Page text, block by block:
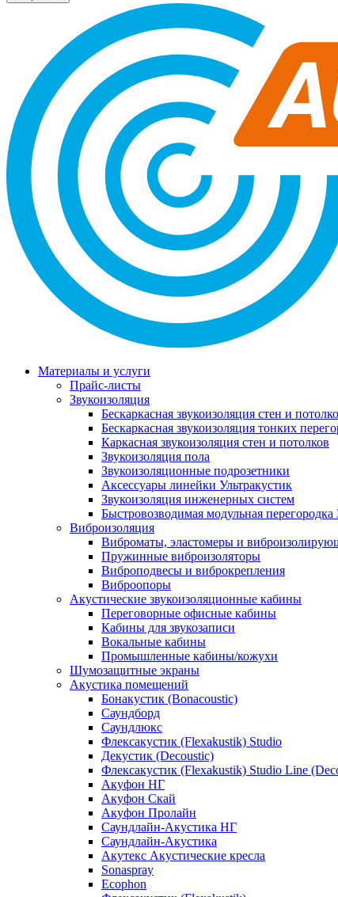
Материалы и услуги
Прайс-листы
Звукоизоляция
Бескаркасная звукоизоляция стен и
Бескаркасная звукоизоляция тонких
Каркасная звукоизоляция стен и потолков
Звукоизоляция пола
Звукоизоляционные подрозетники
Аксессуары линейки Ультракустик
Звукоизоляция инженерных систем
Быстровозводимая модульная
Виброизоляция
Виброматы, эластомеры и
Пружинные виброизоляторы
Виброподвесы и виброкрепления
Виброопоры
Акустические звукоизоляционные кабины
Переговорные офисные кабины
Кабины для звукозаписи
Вокальные кабины
Промышленные кабины/кожухи
Шумозащитные экраны
Акустика помещений
Бонакустик (Bonacoustic)
Саундборд
Саундлюкс
Флексакустик (Flexakustik) Studio
Декустик (Decoustic)
Флексакустик (Flexakustik) Studio Line
Акуфон НГ
Акуфон Скай
Акуфон Пролайн
Саундлайн-Акустика НГ
Саундлайн-Акустика
Акутекс Акустические кресла
Sonaspray
Ecophon